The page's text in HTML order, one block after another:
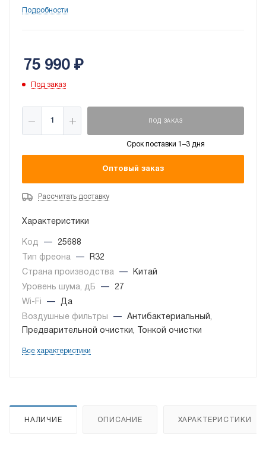
только на обогрев и охлаждение воздуха, но и
Подробности
75 990₽
Под заказ
ПОД ЗАКАЗ
Срок поставки 1–3 дня
Оптовый заказ
Рассчитать доставку
Характеристики
Код —
25688
Тип фреона
—
R32
Страна производства
—
Китай
Уровень шума, дБ
—
27
Wi-Fi
—
Да
Воздушные фильтры
—
Антибактериальный,
Предварительной очистки, Тонкой очистки
Все характеристики
НАЛИЧИЕ ОПИСАНИЕ ХАРАКТЕРИСТИКИ